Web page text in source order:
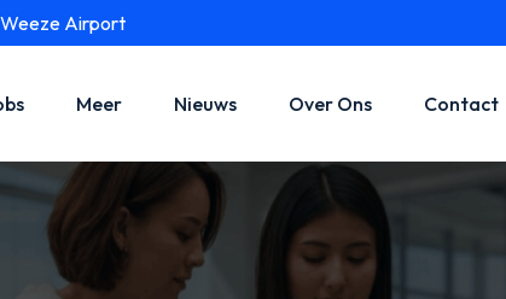
Weeze Airport
Meer Nieuws Over Ons Contact